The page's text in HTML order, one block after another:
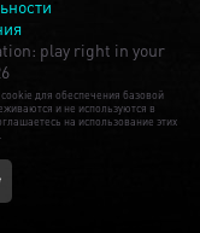
play right in your
для обеспечения базовой
и не используются в
на использование этих